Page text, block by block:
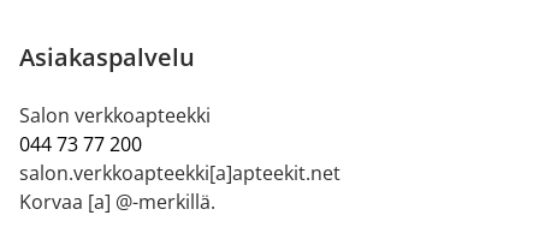
Asiakaspalvelu
Salon verkkoapteekki
044 73 77 200
salon.verkkoapteekki[a]apteekit.net
Korvaa [a] @-merkillä.